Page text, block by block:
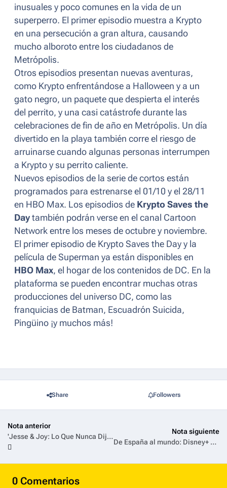
inusuales y poco comunes en la vida de un
superperro. El primer episodio muestra a Krypto
en una persecución a gran altura, causando
mucho alboroto entre los ciudadanos de
Metrópolis.
Otros episodios presentan nuevas aventuras,
como Krypto enfrentándose a Halloween y a un
gato negro, un paquete que despierta el interés
del perrito, y una casi catástrofe durante las
celebraciones de fin de año en Metrópolis. Un día
divertido en la playa también corre el riesgo de
arruinarse cuando algunas personas interrumpen
a Krypto y su perrito caliente.
Nuevos episodios de la serie de cortos están
programados para estrenarse el 01/10 y el 28/11
en HBO Max. Los episodios de Krypto Saves the
Day también podrán verse en el canal Cartoon
Network entre los meses de octubre y noviembre.
El primer episodio de Krypto Saves the Day y la
película de Superman ya están disponibles en
HBO Max, el hogar de los contenidos de DC. En la
plataforma se pueden encontrar muchas otras
producciones del universo DC, como las
franquicias de Batman, Escuadrón Suicida,
Pingüino ¡y muchos más!
Share Followers
Nota anterior
'Jesse & Joy: Lo Que Nunca Dijimos' ya está disponible en HBO Max
Nota siguiente
De España al mundo: Disney+ presenta una selección imperdible de series creadas al otro lado del Atlántico
0 Comentarios